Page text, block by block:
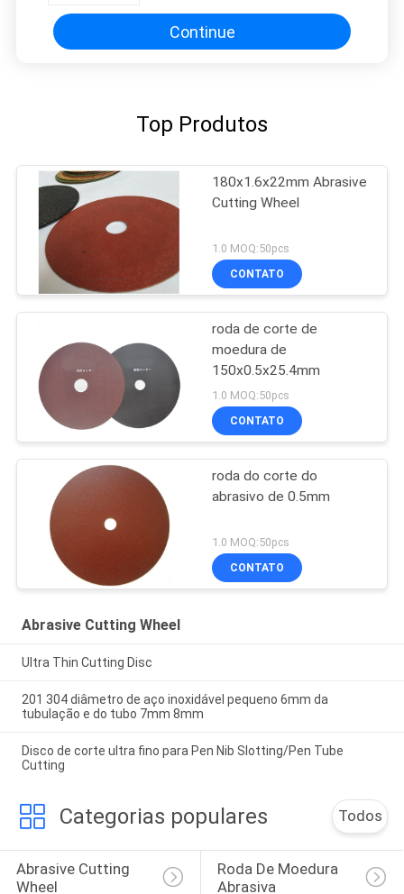
médicas
Continue
Top Produtos
180x1.6x22mm Abrasive
Cutting Wheel
1.0 MOQ:50pcs
CONTATO
roda de corte de
moedura de
150x0.5x25.4mm
1.0 MOQ:50pcs
CONTATO
roda do corte do
abrasivo de 0.5mm
1.0 MOQ:50pcs
CONTATO
Abrasive Cutting Wheel
Ultra Thin Cutting Disc
201 304 diâmetro de aço inoxidável pequeno 6mm da
tubulação e do tubo 7mm 8mm
Disco de corte ultra fino para Pen Nib Slotting/Pen Tube
Cutting
Categorias populares Todos
Abrasive Cutting
Wheel
Roda De Moedura
Abrasiva